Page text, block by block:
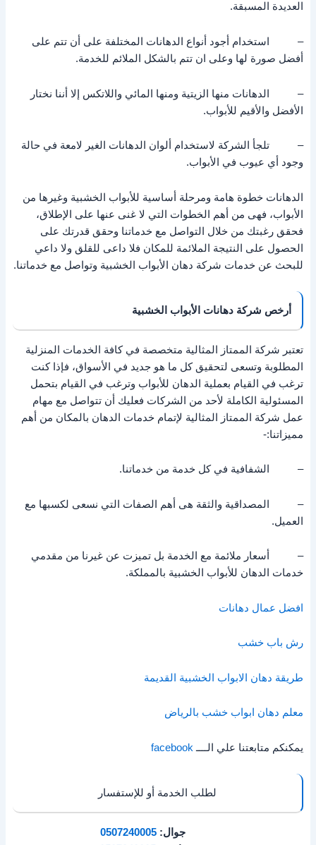
العديدة المسبقة.
– استخدام أجود أنواع الدهانات المختلفة على أن تتم على
أفضل صورة لها وعلى ان تتم بالشكل الملائم للخدمة.
– الدهانات منها الزيتية ومنها المائي واللاتكس إلا أننا نختار
الأفضل والأقيم للأبواب.
– تلجأ الشركة لاستخدام ألوان الدهانات الغير لامعة في حالة
وجود أي عيوب في الأبواب.
الدهانات خطوة هامة ومرحلة أساسية للأبواب الخشبية وغيرها من
الأبواب، فهى من أهم الخطوات التي لا غنى عنها على الإطلاق،
فحقق رغبتك من خلال التواصل مع خدماتنا وحقق قدرتك على
الحصول على النتيجة الملائمة للمكان فلا داعى للقلق ولا داعي
للبحث عن خدمات شركة دهان الأبواب الخشبية وتواصل مع خدماتنا.
أرخص شركة دهانات الأبواب الخشبية
تعتبر شركة الممتاز المثالية متخصصة في كافة الخدمات المنزلية
المطلوبة وتسعى لتحقيق كل ما هو جديد في الأسواق، فإذا كنت
ترغب في القيام بعملية الدهان للأبواب وترغب في القيام بتحمل
المسئولية الكاملة لأحد من الشركات فعليك أن تتواصل مع مهام
عمل شركة الممتاز المثالية لإتمام خدمات الدهان بالمكان من أهم
مميزاتنا:-
– الشفافية في كل خدمة من خدماتنا.
– المصداقية والثقة هى أهم الصفات التي نسعى لكسبها مع
العميل.
– أسعار ملائمة مع الخدمة بل تميزت عن غيرنا من مقدمي
خدمات الدهان للأبواب الخشبية بالمملكة.
افضل عمال دهانات
رش باب خشب
طريقة دهان الابواب الخشبية القديمة
معلم دهان ابواب خشب بالرياض
يمكنكم متابعتنا علي الــــ facebook
لطلب الخدمة أو للإستفسار
جوال:0507240005